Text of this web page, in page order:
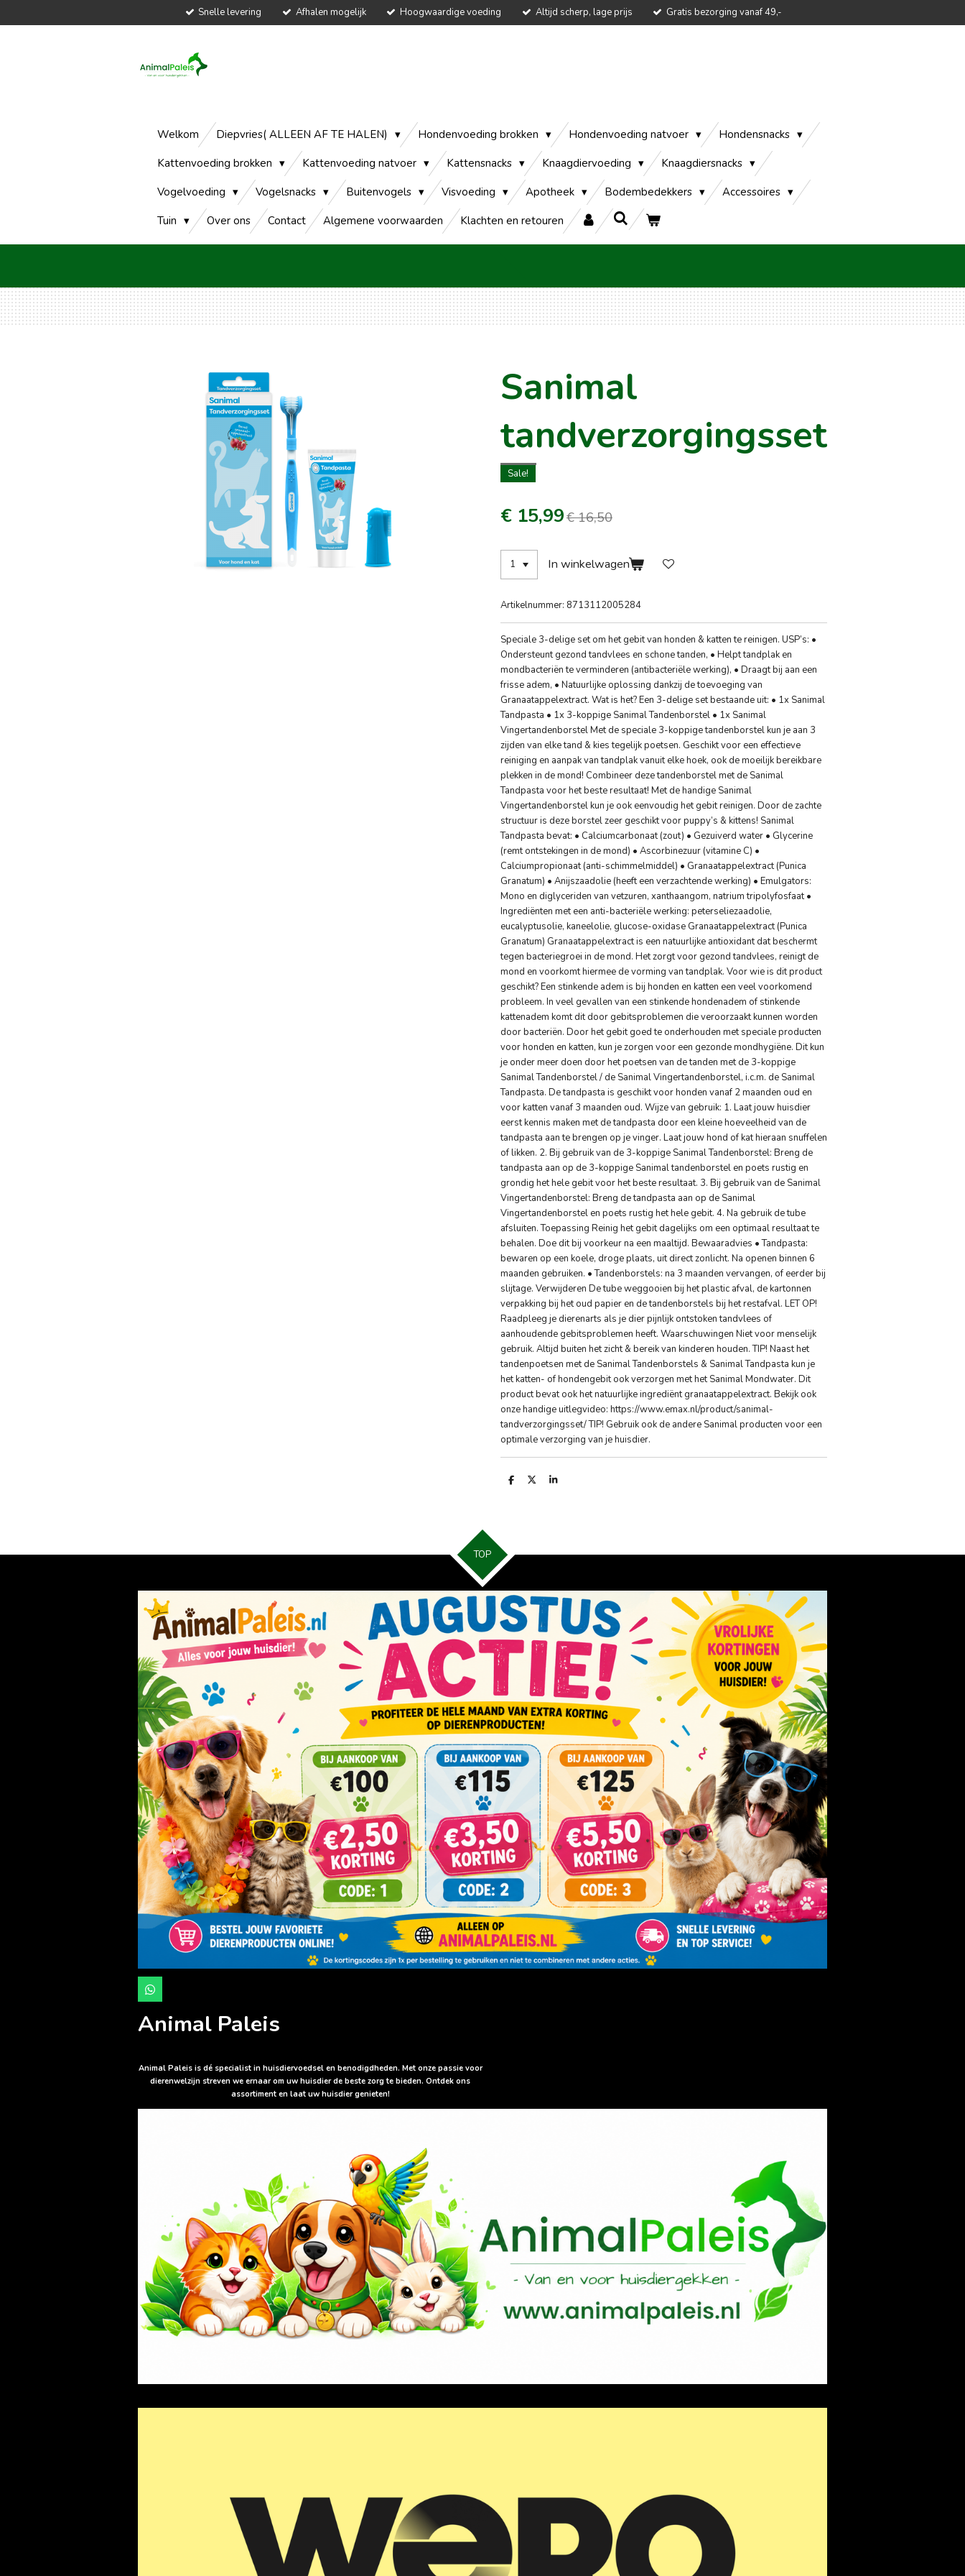
Snelle levering Afhalen mogelijk Hoogwaardige voeding Altijd scherp, lage prijs Gratis bezorging vanaf 49,-
Welkom Diepvries( ALLEEN AF TE HALEN) Hondenvoeding brokken Hondenvoeding natvoer
Hondensnacks
Kattenvoeding brokken
Kattenvoeding natvoer Kattensnacks Knaagdiervoeding
Knaagdiersnacks
Vogelvoeding
Vogelsnacks Buitenvogels Visvoeding Apotheek Bodembedekkers
Accessoires
Tuin
Over ons Contact Algemene voorwaarden Klachten en retouren
Sanimal
tandverzorgingsset
Sale!
€ 15,99€ 16,50
In winkelwagen
Artikelnummer: 8713112005284
Speciale 3-delige set om het gebit van honden & katten te reinigen. USP’s: •
Ondersteunt gezond tandvlees en schone tanden, • Helpt tandplak en
mondbacteriën te verminderen (antibacteriële werking), • Draagt bij aan een
frisse adem, • Natuurlijke oplossing dankzij de toevoeging van
Granaatappelextract. Wat is het? Een 3-delige set bestaande uit: • 1x Sanimal
Tandpasta • 1x 3-koppige Sanimal Tandenborstel • 1x Sanimal
Vingertandenborstel Met de speciale 3-koppige tandenborstel kun je aan 3
zijden van elke tand & kies tegelijk poetsen. Geschikt voor een effectieve
reiniging en aanpak van tandplak vanuit elke hoek, ook de moeilijk bereikbare
plekken in de mond! Combineer deze tandenborstel met de Sanimal
Tandpasta voor het beste resultaat! Met de handige Sanimal
Vingertandenborstel kun je ook eenvoudig het gebit reinigen. Door de zachte
structuur is deze borstel zeer geschikt voor puppy’s & kittens! Sanimal
Tandpasta bevat: • Calciumcarbonaat (zout) • Gezuiverd water • Glycerine
(remt ontstekingen in de mond) • Ascorbinezuur (vitamine C) •
Calciumpropionaat (anti-schimmelmiddel) • Granaatappelextract (Punica
Granatum) • Anijszaadolie (heeft een verzachtende werking) • Emulgators:
Mono en diglyceriden van vetzuren, xanthaangom, natrium tripolyfosfaat •
Ingrediënten met een anti-bacteriële werking: peterseliezaadolie,
eucalyptusolie, kaneelolie, glucose-oxidase Granaatappelextract (Punica
Granatum) Granaatappelextract is een natuurlijke antioxidant dat beschermt
tegen bacteriegroei in de mond. Het zorgt voor gezond tandvlees, reinigt de
mond en voorkomt hiermee de vorming van tandplak. Voor wie is dit product
geschikt? Een stinkende adem is bij honden en katten een veel voorkomend
probleem. In veel gevallen van een stinkende hondenadem of stinkende
kattenadem komt dit door gebitsproblemen die veroorzaakt kunnen worden
door bacteriën. Door het gebit goed te onderhouden met speciale producten
voor honden en katten, kun je zorgen voor een gezonde mondhygiëne. Dit kun
je onder meer doen door het poetsen van de tanden met de 3-koppige
Sanimal Tandenborstel / de Sanimal Vingertandenborstel, i.c.m. de Sanimal
Tandpasta. De tandpasta is geschikt voor honden vanaf 2 maanden oud en
voor katten vanaf 3 maanden oud. Wijze van gebruik: 1. Laat jouw huisdier
eerst kennis maken met de tandpasta door een kleine hoeveelheid van de
tandpasta aan te brengen op je vinger. Laat jouw hond of kat hieraan snuffelen
of likken. 2. Bij gebruik van de 3-koppige Sanimal Tandenborstel: Breng de
tandpasta aan op de 3-koppige Sanimal tandenborstel en poets rustig en
grondig het hele gebit voor het beste resultaat. 3. Bij gebruik van de Sanimal
Vingertandenborstel: Breng de tandpasta aan op de Sanimal
Vingertandenborstel en poets rustig het hele gebit. 4. Na gebruik de tube
afsluiten. Toepassing Reinig het gebit dagelijks om een optimaal resultaat te
behalen. Doe dit bij voorkeur na een maaltijd. Bewaaradvies • Tandpasta:
bewaren op een koele, droge plaats, uit direct zonlicht. Na openen binnen 6
maanden gebruiken. • Tandenborstels: na 3 maanden vervangen, of eerder bij
slijtage. Verwijderen De tube weggooien bij het plastic afval, de kartonnen
verpakking bij het oud papier en de tandenborstels bij het restafval. LET OP!
Raadpleeg je dierenarts als je dier pijnlijk ontstoken tandvlees of
aanhoudende gebitsproblemen heeft. Waarschuwingen Niet voor menselijk
gebruik. Altijd buiten het zicht & bereik van kinderen houden. TIP! Naast het
tandenpoetsen met de Sanimal Tandenborstels & Sanimal Tandpasta kun je
het katten- of hondengebit ook verzorgen met het Sanimal Mondwater. Dit
product bevat ook het natuurlijke ingrediënt granaatappelextract. Bekijk ook
onze handige uitlegvideo: https://www.emax.nl/product/sanimal-
tandverzorgingsset/ TIP! Gebruik ook de andere Sanimal producten voor een
optimale verzorging van je huisdier.
D
D
S
TOP
W
h
t
p
Animal Paleis
Animal Paleis is dé specialist in huisdiervoedsel en benodigdheden. Met onze passie voor
dierenwelzijn streven we ernaar om uw huisdier de beste zorg te bieden. Ontdek ons
assortiment en laat uw huisdier genieten!